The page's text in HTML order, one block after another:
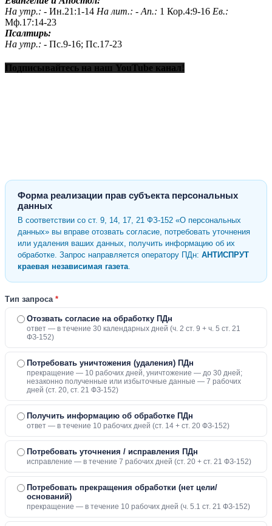
На утр.: - Ин.21:1-14 На лит.: - Ап.: 1 Кор.4:9-16 Ев.:
Мф.17:14-23
Псалтирь:
На утр.: - Пс.9-16; Пс.17-23
Подписывайтесь на наш YouTube канал!
Форма реализации прав субъекта персональных
данных
В соответствии со ст. 9, 14, 17, 21 ФЗ-152 «О персональных
данных» вы вправе отозвать согласие, потребовать уточнения
или удаления ваших данных, получить информацию об их
обработке. Запрос направляется оператору ПДн: АНТИСПРУТ
краевая независимая газета.
Тип запроса *
Отозвать согласие на обработку ПДн
ответ — в течение 30 календарных дней (ч. 2 ст. 9 + ч. 5 ст. 21
ФЗ-152)
Потребовать уничтожения (удаления) ПДн
прекращение — 10 рабочих дней, уничтожение — до 30 дней;
незаконно полученные или избыточные данные — 7 рабочих
дней (ст. 20, ст. 21 ФЗ-152)
Получить информацию об обработке ПДн
ответ — в течение 10 рабочих дней (ст. 14 + ст. 20 ФЗ-152)
Потребовать уточнения / исправления ПДн
исправление — в течение 7 рабочих дней (ст. 20 + ст. 21 ФЗ-152)
Потребовать прекращения обработки (нет цели/
оснований)
прекращение — в течение 10 рабочих дней (ч. 5.1 ст. 21 ФЗ-152)